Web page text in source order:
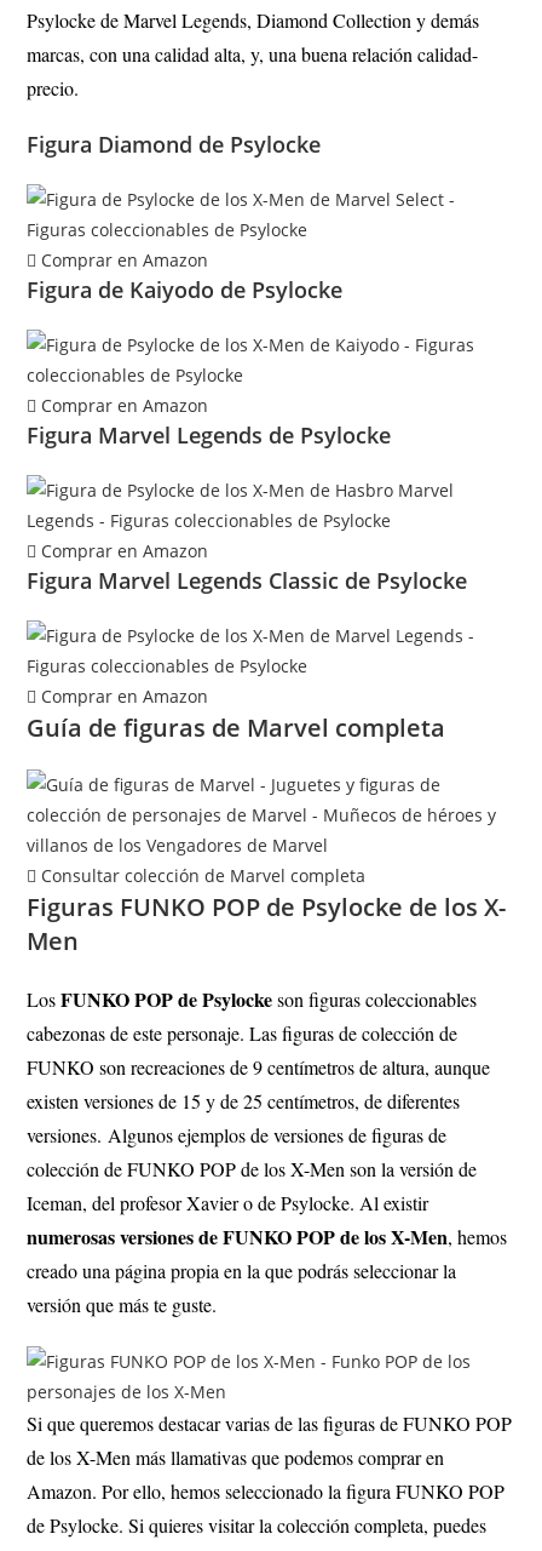
Psylockede Marvel Legends, Diamond Collection y demás
marcas, con una calidad alta, y, una buena relación calidad-
precio.
Figura Diamond de Psylocke
Comprar en Amazon
Figura de Kaiyodo de Psylocke
Comprar en Amazon
Figura Marvel Legends de Psylocke
Comprar en Amazon
Figura Marvel Legends Classic de Psylocke
Comprar en Amazon
Guía de figuras de Marvel completa
Consultar colección de Marvel completa
Figuras FUNKO POP de Psylocke de los X-
Men
LosFUNKO POP de Psylockeson figuras coleccionables
cabezonas de este personaje. Las figuras de colección de
FUNKO son recreaciones de 9 centímetros de altura, aunque
existen versiones de 15 y de 25 centímetros, de diferentes
versiones. Algunos ejemplos de versiones de figuras de
colección de FUNKO POP de los X-Men son la versión de
Iceman, del profesor Xavier o de Psylocke. Al existir
numerosas versiones de FUNKO POP de los X-Men, hemos
creado una página propia en la que podrás seleccionar la
versión que más te guste.
Si que queremos destacar varias de las figuras de FUNKO POP
de los X-Men más llamativas que podemos comprar en
Amazon. Por ello, hemos seleccionado la figura FUNKO POP
de Psylocke. Si quieres visitar la colección completa, puedes